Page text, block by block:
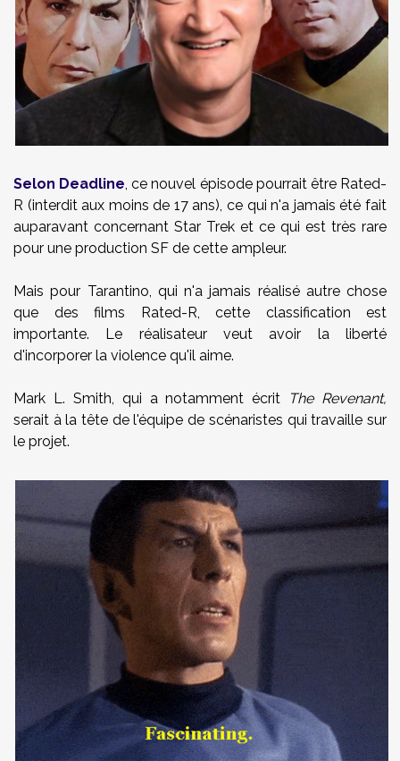
Selon Deadline, ce nouvel épisode pourrait être Rated-
R (interdit aux moins de 17 ans), ce qui n'a jamais été fait
auparavant concernant Star Trek et ce qui est très rare
pour une production SF de cette ampleur.
Mais pour Tarantino, qui n'a jamais réalisé autre chose
que des films Rated-R, cette classification est
importante. Le réalisateur veut avoir la liberté
d'incorporer la violence qu'il aime.
Mark L. Smith, qui a notamment écrit
The Revenant,
serait à la tête de l'équipe de scénaristes qui travaille sur
le projet.